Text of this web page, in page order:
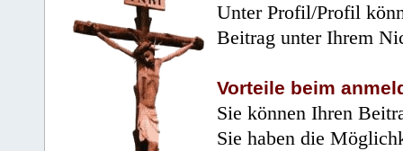
Unter Profil/Profil
Beitrag unter Ihrem
Vorteile beim
Sie können Ihren
Sie haben die